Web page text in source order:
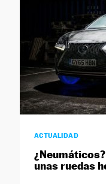
ACTUALIDAD
unas ruedas